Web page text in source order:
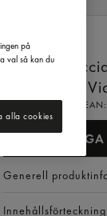
EAN:
LOGGA
Generell
Innehållsförteckning
på
val så kan du
alla cookies